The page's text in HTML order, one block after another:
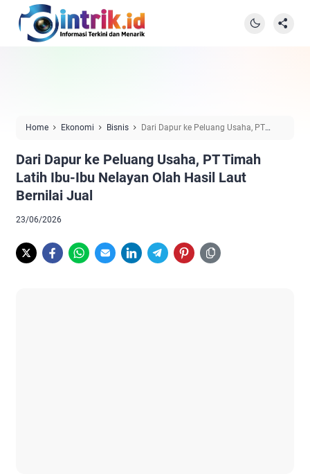
Home Ekonomi Bisnis
Dari Dapur ke Peluang Usaha, PT
Dari Dapur ke Peluang Usaha, PT Timah
Latih Ibu-Ibu Nelayan Olah Hasil Laut
Bernilai Jual
23/06/2026